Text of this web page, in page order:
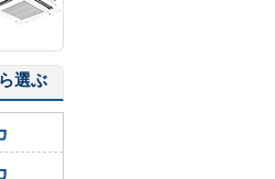
選ぶ